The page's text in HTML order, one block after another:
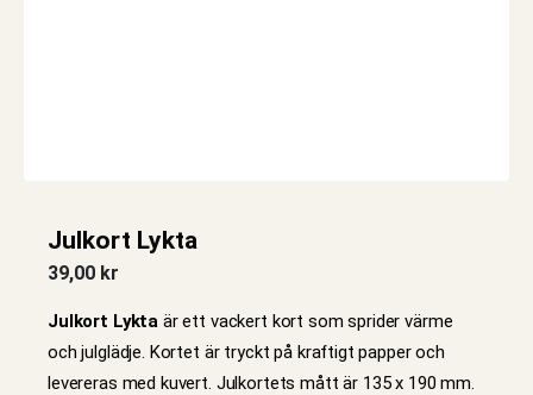
Julkort Lykta
39,00 kr
Julkort Lykta är ett vackert kort som sprider värme
och julglädje. Kortet är tryckt på kraftigt papper och
levereras med kuvert. Julkortets mått är 135 x 190 mm.